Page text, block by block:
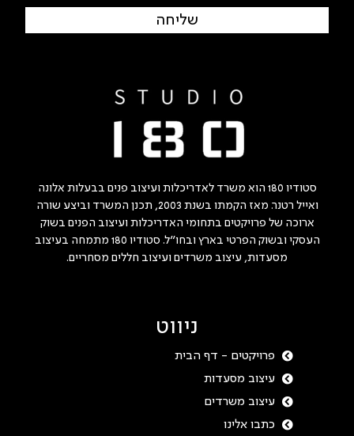
שליחה
סטודיו 180 הוא משרד לאדריכלות ועיצוב פנים בבעלות אלונה
ואייל רטנר. מאז הקמתו בשנת 2003, תכנן המשרד וביצע שורה
ארוכה של פרויקטים בתחומי האדריכלות ועיצוב הפנים בשוק
העסקי ובשוק הפרטי בארץ ובחו"ל. סטודיו 180 מתמחה בעיצוב
מסעדות, עיצוב משרדים ועיצוב חללים מסחריים.
ניווט
פרויקטים - דף הבית
עיצוב מסעדות
עיצוב משרדים
כתבו אלינו